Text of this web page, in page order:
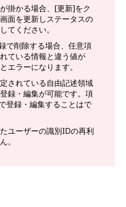
掛かる場合、[更新]をク
面を更新しステータスの
てください。
で削除する場合、任意項
ている情報と違う値が
エラーになります。
されている自由記述領域
録・編集が可能です。項
登録・編集することはで
ユーザーの識別IDの再利
。